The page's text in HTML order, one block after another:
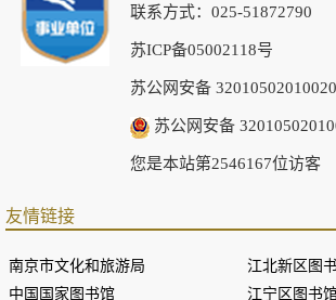
联系方式：025-51872790
苏ICP备05002118号
苏公网安备
苏公网安备
您是本站第2546167位访客
友情链接
南京市文化和旅游局
中国国家图书馆
江北新区图
江宁区图书